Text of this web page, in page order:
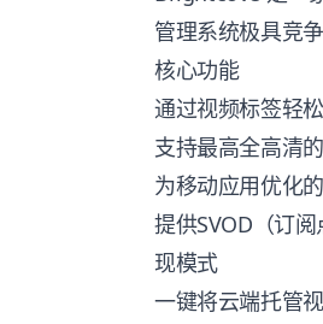
管理系统极具竞
核心功能
通过视频标签轻
支持最高全高清
为移动应用优化
提供SVOD（订
现模式
一键将云端托管